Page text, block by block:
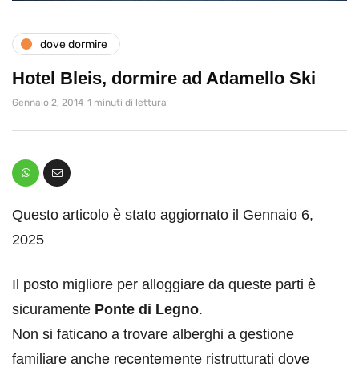
dove dormire
Hotel Bleis, dormire ad Adamello Ski
Gennaio 2, 2014 1 minuti di lettura
Questo articolo è stato aggiornato il Gennaio 6,
2025
Il posto migliore per alloggiare da queste parti è
sicuramente Ponte di Legno.
Non si faticano a trovare alberghi a gestione
familiare anche recentemente ristrutturati dove